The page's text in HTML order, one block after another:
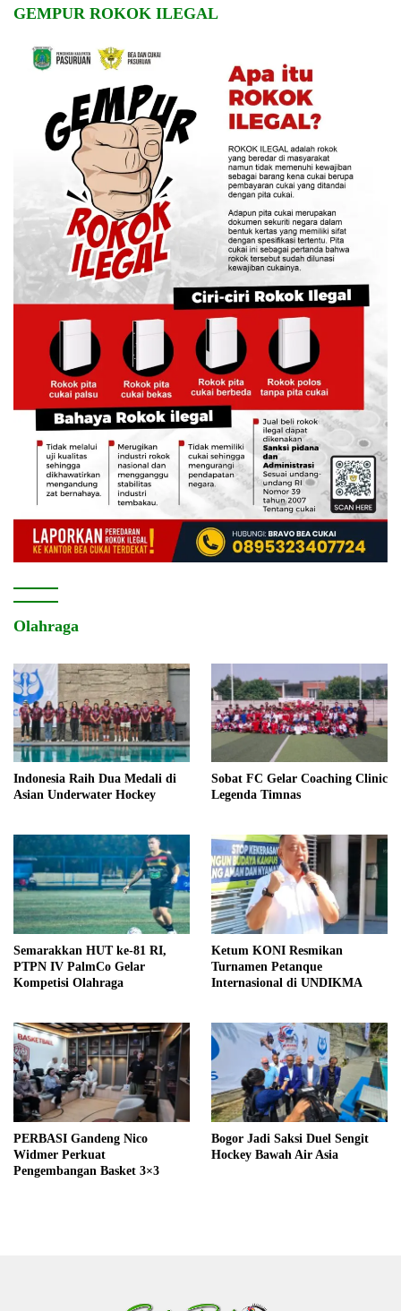
GEMPUR ROKOK ILEGAL
Olahraga
Indonesia Raih Dua Medali di
Asian Underwater Hockey
Sobat FC Gelar Coaching Clinic
Legenda Timnas
Semarakkan HUT ke-81 RI,
PTPN IV PalmCo Gelar
Kompetisi Olahraga
Ketum KONI Resmikan
Turnamen Petanque
Internasional di UNDIKMA
PERBASI Gandeng Nico
Widmer Perkuat
Pengembangan Basket 3×3
Bogor Jadi Saksi Duel Sengit
Hockey Bawah Air Asia